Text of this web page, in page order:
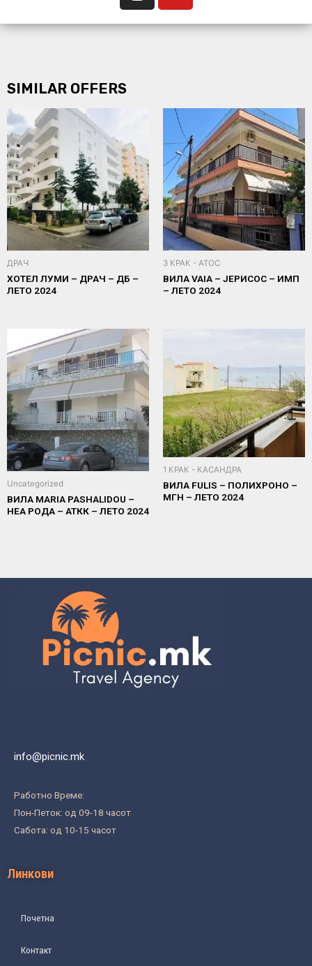
SIMILAR OFFERS
ДРАЧ
ХОТЕЛ ЛУМИ – ДРАЧ – ДБ –
ЛЕТО 2024
3 КРАК - АТОС
ВИЛА VAIA – ЈЕРИСОС – ИМП
– ЛЕТО 2024
Uncategorized
ВИЛА MARIA PASHALIDOU –
НЕА РОДА – АТКК – ЛЕТО 2024
1 КРАК - КАСАНДРА
ВИЛА FULIS – ПОЛИХРОНО –
МГН – ЛЕТО 2024
info@picnic.mk
Работно Време:
Пон-Петок: од 09-18 часот
Сабота: од 10-15 часот
Линкови
Почетна
Контакт